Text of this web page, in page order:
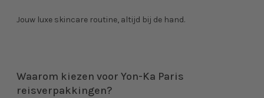
Jouw luxe skincare routine, altijd bij de hand.
Waarom kiezen voor Yon-Ka Paris
reisverpakkingen?